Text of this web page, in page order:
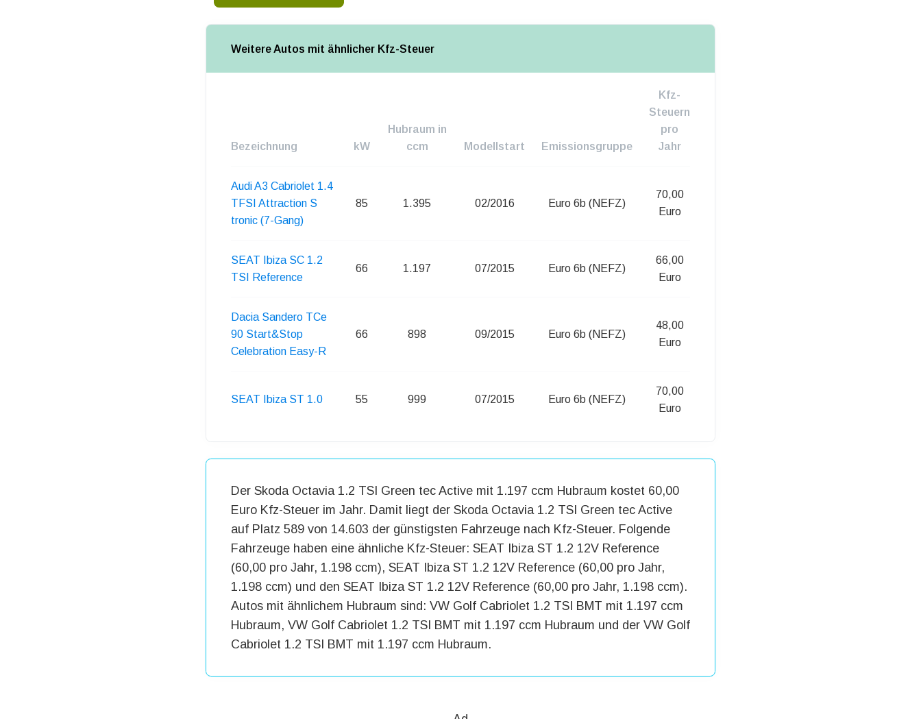
Weitere Autos mit ähnlicher Kfz-Steuer
Bezeichnung kW
Hubraum in
ccm
Modellstart Emissionsgruppe
Kfz-
Steuern
pro
Jahr
Audi A3 Cabriolet 1.4
TFSI Attraction S
tronic (7-Gang)
85 1.395 02/2016 Euro 6b (NEFZ)
70,00
Euro
SEAT Ibiza SC 1.2
TSI Reference
66 1.197 07/2015 Euro 6b (NEFZ)
66,00
Euro
Dacia Sandero TCe
90 Start&Stop
Celebration Easy-R
66 898 09/2015 Euro 6b (NEFZ)
48,00
Euro
SEAT Ibiza ST 1.0 55 999 07/2015 Euro 6b (NEFZ)
70,00
Euro
Der Skoda Octavia 1.2 TSI Green tec Active mit 1.197 ccm Hubraum kostet 60,00
Euro Kfz-Steuer im Jahr. Damit liegt der Skoda Octavia 1.2 TSI Green tec Active
auf Platz 589 von 14.603 der günstigsten Fahrzeuge nach Kfz-Steuer. Folgende
Fahrzeuge haben eine ähnliche Kfz-Steuer: SEAT Ibiza ST 1.2 12V Reference
(60,00 pro Jahr, 1.198 ccm), SEAT Ibiza ST 1.2 12V Reference (60,00 pro Jahr,
1.198 ccm) und den SEAT Ibiza ST 1.2 12V Reference (60,00 pro Jahr, 1.198 ccm).
Autos mit ähnlichem Hubraum sind: VW Golf Cabriolet 1.2 TSI BMT mit 1.197 ccm
Hubraum, VW Golf Cabriolet 1.2 TSI BMT mit 1.197 ccm Hubraum und der VW Golf
Cabriolet 1.2 TSI BMT mit 1.197 ccm Hubraum.